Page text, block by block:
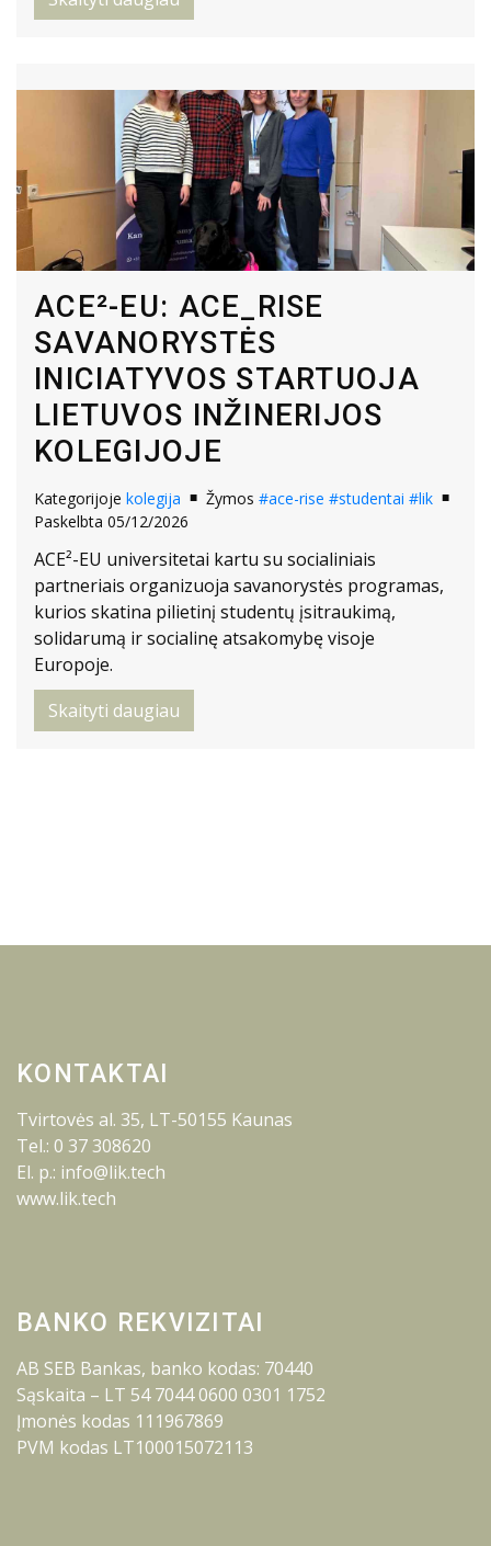
ACE²-EU: ACE_RISE
SAVANORYSTĖS
INICIATYVOS STARTUOJA
LIETUVOS INŽINERIJOS
KOLEGIJOJE
Kategorijoje kolegija Žymos #ace-rise #studentai #lik
Paskelbta 05/12/2026
ACE²-EU universitetai kartu su socialiniais
partneriais organizuoja savanorystės programas,
kurios skatina pilietinį studentų įsitraukimą,
solidarumą ir socialinę atsakomybę visoje
Europoje.
Skaityti daugiau
KONTAKTAI
Tvirtovės al. 35, LT-50155 Kaunas
Tel.: 0 37 308620
El. p.: info@lik.tech
www.lik.tech
BANKO REKVIZITAI
AB SEB Bankas, banko kodas: 70440
Sąskaita – LT 54 7044 0600 0301 1752
Įmonės kodas 111967869
PVM kodas LT100015072113